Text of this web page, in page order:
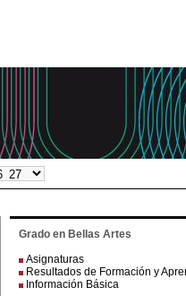
Grado en Bellas Artes
Asignaturas
Resultados de Formación y
Información Básica